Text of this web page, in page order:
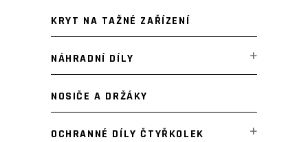
KRYT NA TAŽNÉ ZAŘÍZENÍ
NÁHRADNÍ DÍLY
NOSIČE A DRŽÁKY
OCHRANNÉ DÍLY ČTYŘKOLEK